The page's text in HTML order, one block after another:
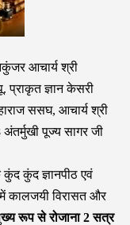
आचार्य श्री
प्राकृत ज्ञान केसरी
ससघ, आचार्य श्री
अंतर्मुखी पूज्य सागर जी
कुंद ज्ञानपीठ एवं
कालजयी विरासत और
ख्य रूप से रोजाना 2 सत्र